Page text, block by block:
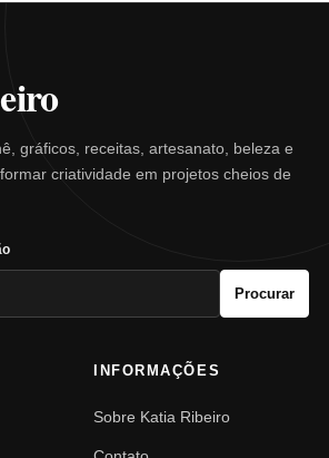
gráficos, receitas, artesanato, beleza e
criatividade em projetos cheios de
Procurar
INFORMAÇÕES
Sobre Katia Ribeiro